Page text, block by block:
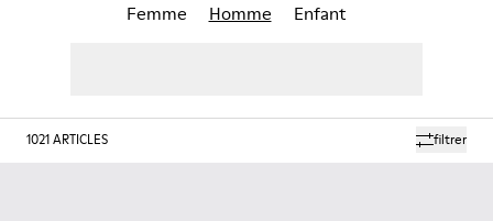
Femme Homme Enfant
filtrer
1021ARTICLES